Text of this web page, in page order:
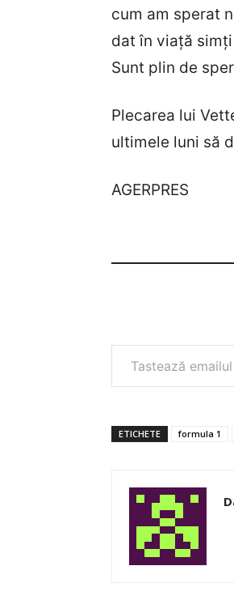
cum am sperat
dat în viață
Sunt plin de
Plecarea lui
ultimele luni să
AGERPRES
Tastează emailul tău...
ETICHETE formula 1